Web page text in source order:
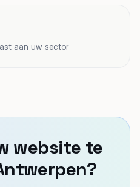
aan uw sector
website te